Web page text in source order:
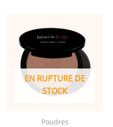
EN RUPTURE DE
STOCK
Poudres